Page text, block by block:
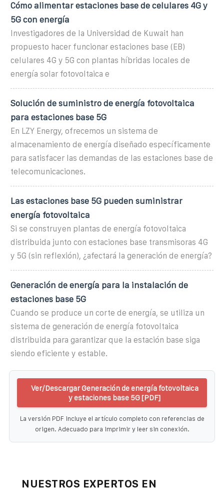
Cómo alimentar estaciones base de celulares 4G y
5G con energía
Investigadores de la Universidad de Kuwait han
propuesto hacer funcionar estaciones base (EB)
celulares 4G y 5G con plantas híbridas locales de
energía solar fotovoltaica e
Solución de suministro de energía fotovoltaica
para estaciones base 5G
En LZY Energy, ofrecemos un sistema de
almacenamiento de energía diseñado específicamente
para satisfacer las demandas de las estaciones base de
telecomunicaciones.
Las estaciones base 5G pueden suministrar
energía fotovoltaica
Si se construyen plantas de energía fotovoltaica
distribuida junto con estaciones base transmisoras 4G
y 5G (sin reflexión), ¿afectará la generación de energía?
Generación de energía para la instalación de
estaciones base 5G
Cuando se produce un corte de energía, se utiliza un
sistema de generación de energía fotovoltaica
distribuida para garantizar que la estación base siga
siendo eficiente y estable.
Ver/Descargar Generación de energía fotovoltaica
y estaciones base 5G [PDF]
La versión PDF incluye el artículo completo con referencias de
origen. Adecuado para imprimir y leer sin conexión.
NUESTROS EXPERTOS EN